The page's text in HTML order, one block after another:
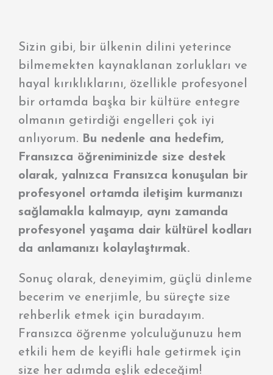
Sizin gibi, bir ülkenin dilini yeterince
bilmemekten kaynaklanan zorlukları ve
hayal kırıklıklarını, özellikle profesyonel
bir ortamda başka bir kültüre entegre
olmanın getirdiği engelleri çok iyi
anlıyorum. Bu nedenle ana hedefim,
Fransızca öğreniminizde size destek
olarak, yalnızca Fransızca konuşulan bir
profesyonel ortamda iletişim kurmanızı
sağlamakla kalmayıp, aynı zamanda
profesyonel yaşama dair kültürel kodları
da anlamanızı kolaylaştırmak.
Sonuç olarak, deneyimim, güçlü dinleme
becerim ve enerjimle, bu süreçte size
rehberlik etmek için buradayım.
Fransızca öğrenme yolculuğunuzu hem
etkili hem de keyifli hale getirmek için
size her adımda eşlik edeceğim!